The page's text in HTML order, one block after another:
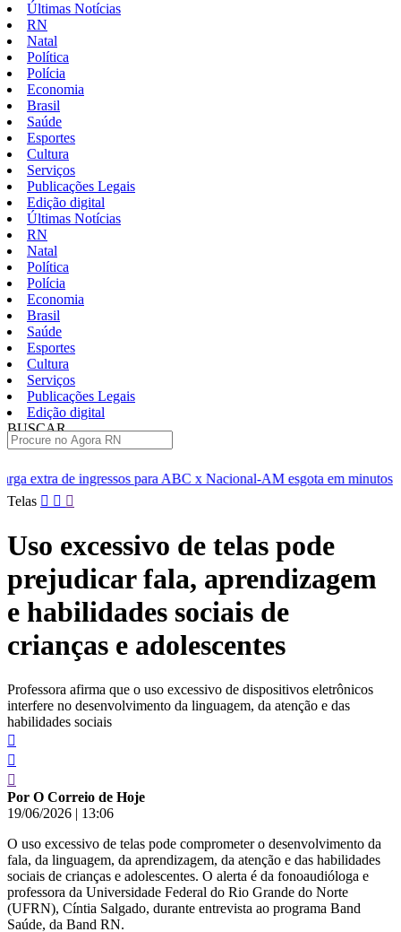
Últimas Notícias
RN
Natal
Política
Polícia
Economia
Brasil
Saúde
Esportes
Cultura
Serviços
Publicações Legais
Edição digital
Últimas Notícias
RN
Natal
Política
Polícia
Economia
Brasil
Saúde
Esportes
Cultura
Serviços
Publicações Legais
Edição digital
BUSCAR
para ABC x Nacional-AM esgota em minutos
Cúpula do PL
Pular
conteúdo
Telas
Uso excessivo de telas pode
prejudicar fala, aprendizagem
e habilidades sociais de
crianças e adolescentes
Professora afirma que o uso excessivo de dispositivos eletrônicos
interfere no desenvolvimento da linguagem, da atenção e das
habilidades sociais
Por O Correio de Hoje
19/06/2026 | 13:06
O uso excessivo de telas pode comprometer o desenvolvimento da
fala, da linguagem, da aprendizagem, da atenção e das habilidades
sociais de crianças e adolescentes. O alerta é da fonoaudióloga e
professora da Universidade Federal do Rio Grande do Norte
(UFRN), Cíntia Salgado, durante entrevista ao programa Band
Saúde, da Band RN.